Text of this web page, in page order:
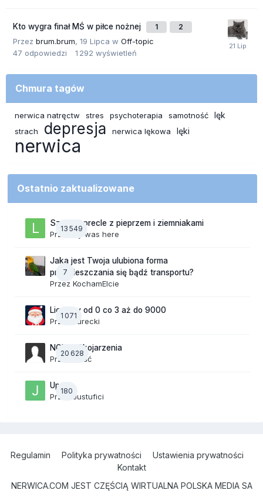
Kto wygra finał MŚ w piłce nożnej 1 2
Przez brum.brum, 19 Lipca w Off-topic
47 odpowiedzi 1 292 wyświetleń
Chmura tagów
nerwica natręctw stres psychoterapia samotność lęk
strach depresja nerwica lękowa lęki
nerwica
Ostatnio zaktualizowane
13 549
Szalone precle z pieprzem i ziemniakami
Przez lily was here
7
Jaka jest Twoja ulubiona forma
przemieszczania się bądź transportu?
Przez KochamElcie
1 071
Liczymy od 0 co 3 aż do 9000
Przez Jurecki
20 628
NOWE Skojarzenia
Przez Gość
180
Upały
PrzezJustufici
Regulamin Polityka prywatności
Ustawienia prywatności
Kontakt
NERWICA.COM JEST CZĘŚCIĄ WIRTUALNA POLSKA MEDIA SA